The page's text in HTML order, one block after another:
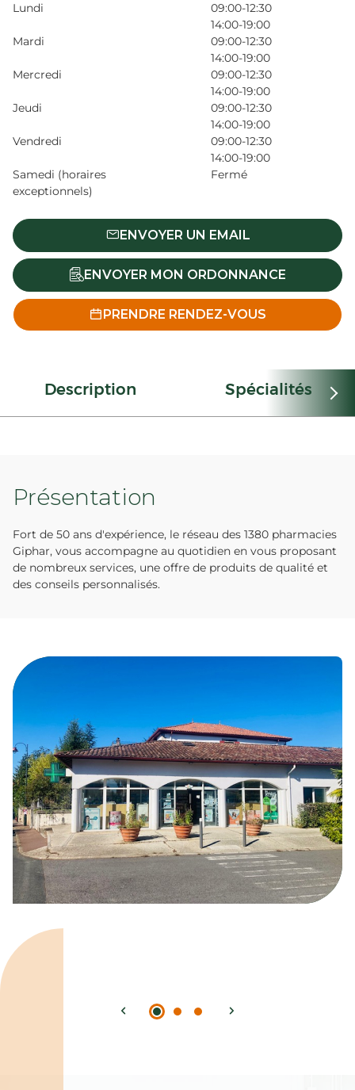
Lundi
09:00-12:30
14:00-19:00
Mardi
09:00-12:30
14:00-19:00
Mercredi
09:00-12:30
14:00-19:00
Jeudi
09:00-12:30
14:00-19:00
Vendredi
09:00-12:30
14:00-19:00
Samedi (horaires
exceptionnels)
Fermé
ENVOYER UN EMAIL
ENVOYER MON ORDONNANCE
PRENDRE RENDEZ-VOUS
Description Spécialités
Présentation
Fort de 50 ans d'expérience, le réseau des 1380 pharmacies
Giphar, vous accompagne au quotidien en vous proposant
de nombreux services, une offre de produits de qualité et
des conseils personnalisés.